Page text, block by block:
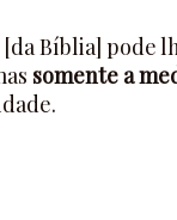
Bíblia] pode
somente a